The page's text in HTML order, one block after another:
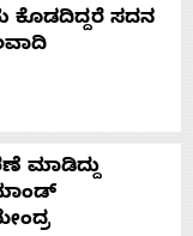
ಕೊಡದಿದ್ದರೆ ಸದನ
ಮಾಡಿದ್ದು